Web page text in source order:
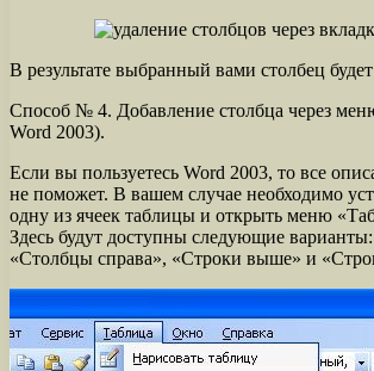
В результате выбранный вами столбец
Способ № 4. Добавление столбца через
Word 2003).
Если вы пользуетесь Word 2003, то все
не поможет. В вашем случае необходимо
одну из ячеек таблицы и открыть меню
Здесь будут доступны следующие
«Столбцы справа», «Строки выше» и